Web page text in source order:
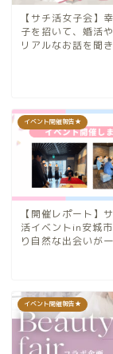
【サチ活女子会】
子を招いて、婚活
リアルなお話を聞
イベント開催報告★
【開催レポート】
活イベントin安城
り自然な出会いが
イベント開催報告★